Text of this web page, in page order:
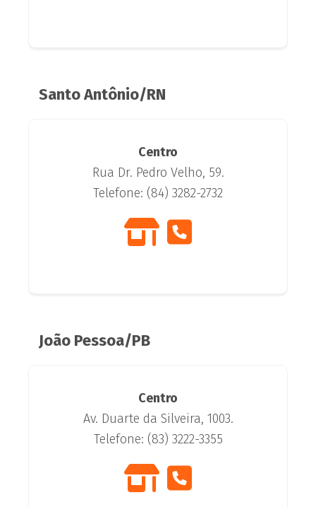
Santo Antônio/RN
Centro
Rua Dr. Pedro Velho, 59.
Telefone: (84) 3282-2732
João Pessoa/PB
Centro
Av. Duarte da Silveira, 1003.
Telefone: (83) 3222-3355